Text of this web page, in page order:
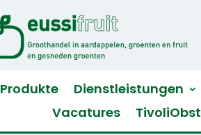
Produkte Dienstleistungen
Vacatures
TivoliObst